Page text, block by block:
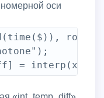
оси